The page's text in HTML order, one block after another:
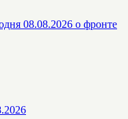
08.08.2026 о фронте